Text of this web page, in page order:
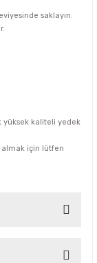
saklayın.
yüksek kaliteli yedek
almak için lütfen